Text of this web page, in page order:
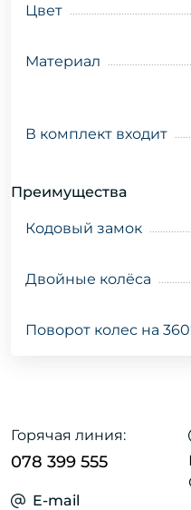
Цвет
Материал
В комплект входит
Преимущества
Кодовый замок
Двойные колёса
Поворот колес на
Горячая линия:
078 399 555
E-mail